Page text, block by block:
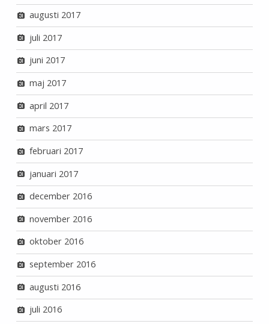
augusti 2017
juli 2017
juni 2017
maj 2017
april 2017
mars 2017
februari 2017
januari 2017
december 2016
november 2016
oktober 2016
september 2016
augusti 2016
juli 2016